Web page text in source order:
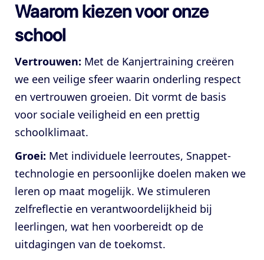
Waarom kiezen voor onze
school
Vertrouwen: Met de Kanjertraining creëren
we een veilige sfeer waarin onderling respect
en vertrouwen groeien. Dit vormt de basis
voor sociale veiligheid en een prettig
schoolklimaat.
Groei: Met individuele leerroutes, Snappet-
technologie en persoonlijke doelen maken we
leren op maat mogelijk. We stimuleren
zelfreflectie en verantwoordelijkheid bij
leerlingen, wat hen voorbereidt op de
uitdagingen van de toekomst.